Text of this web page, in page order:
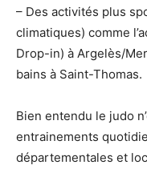
– Des activités plus
climatiques) comme
Drop-in) à Argelès/
bains à Saint-Thomas.
Bien entendu le judo
entrainements
départementales et